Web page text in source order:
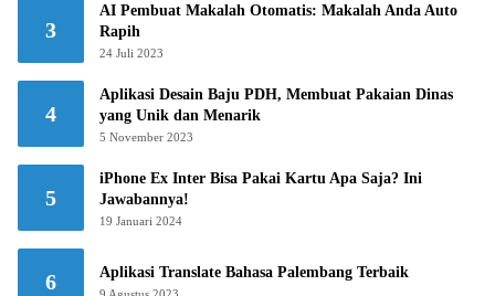
3
AI Pembuat Makalah Otomatis: Makalah Anda Auto
Rapih
24 Juli 2023
4
Aplikasi Desain Baju PDH, Membuat Pakaian Dinas
yang Unik dan Menarik
5 November 2023
5
iPhone Ex Inter Bisa Pakai Kartu Apa Saja? Ini
Jawabannya!
19 Januari 2024
6 Aplikasi Translate Bahasa Palembang Terbaik